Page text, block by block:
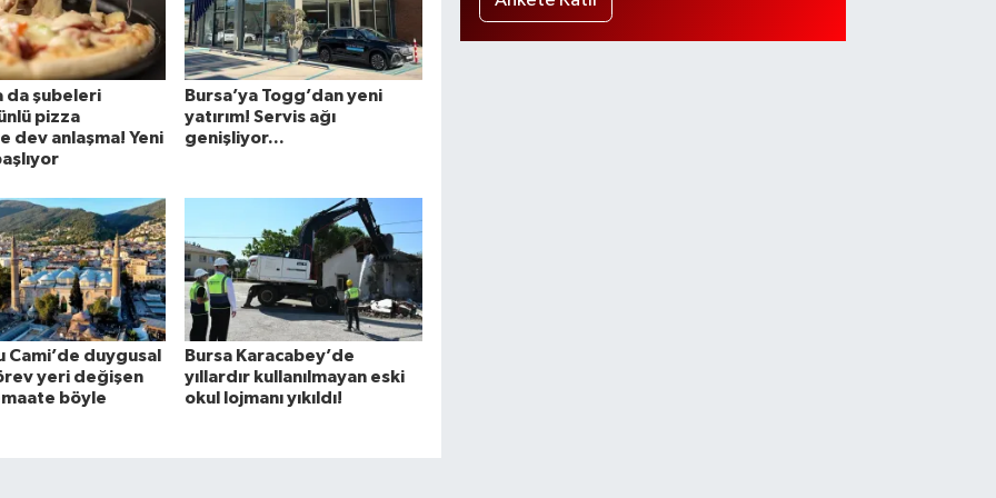
da şubeleri
pizza
dev anlaşma! Yeni
Bursa’ya Togg’dan yeni
yatırım! Servis ağı
genişliyor...
Cami’de duygusal
yeri değişen
böyle
Bursa Karacabey’de
yıllardır kullanılmayan eski
okul lojmanı yıkıldı!